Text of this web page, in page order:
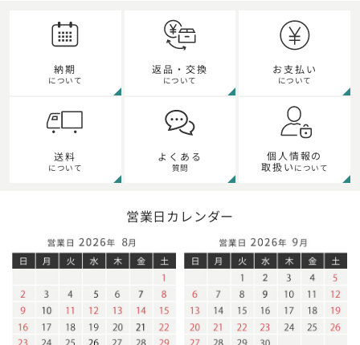
納期
について
返品・交換
について
お支払い
について
送料
について
よくある
質問
個人情報の
取扱い について
営業日カレンダー